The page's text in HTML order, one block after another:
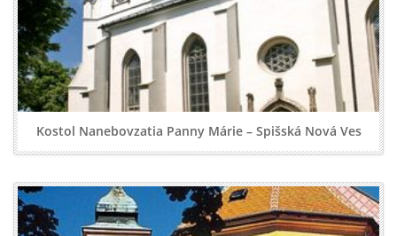
Kostol Nanebovzatia Panny Márie – Spišská Nová Ves